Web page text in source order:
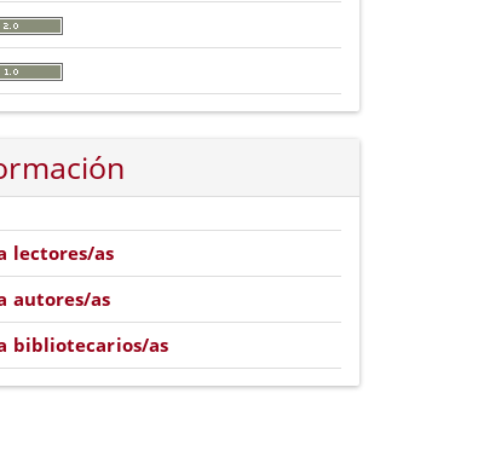
lectores/as
autores/as
bibliotecarios/as